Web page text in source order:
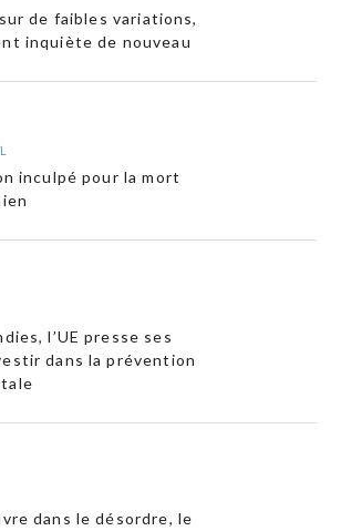
de faibles variations,
inquiète de nouveau
inculpé pour la mort
l’UE presse ses
dans la prévention
dans le désordre, le